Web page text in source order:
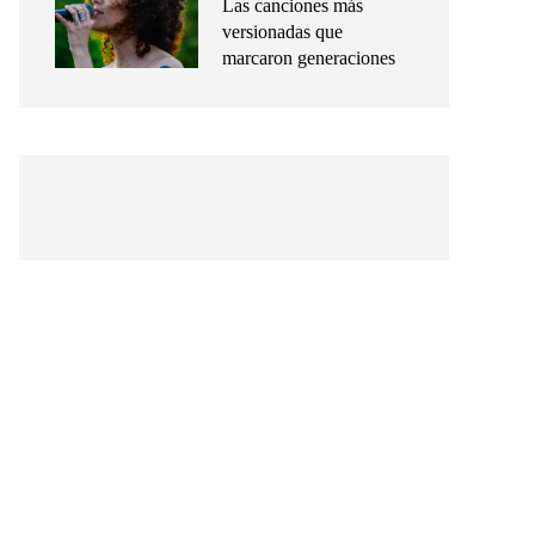
Las canciones más
versionadas que
marcaron generaciones